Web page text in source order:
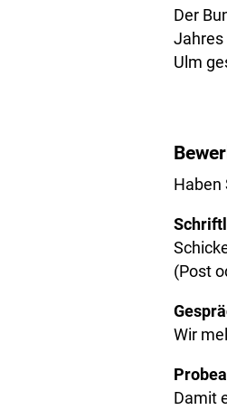
Der
Jahres
Ulm
Haben
(Post
Wir
Damit